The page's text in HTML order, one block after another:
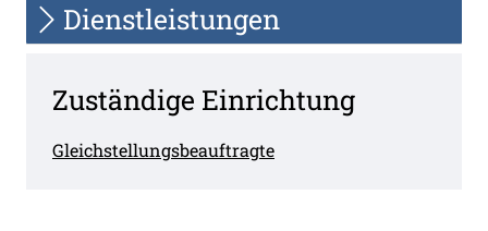
Dienstleistungen
Zuständige Einrichtung
Gleichstellungsbeauftragte